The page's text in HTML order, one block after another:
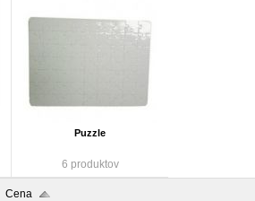
Puzzle
6 produktov
Cena